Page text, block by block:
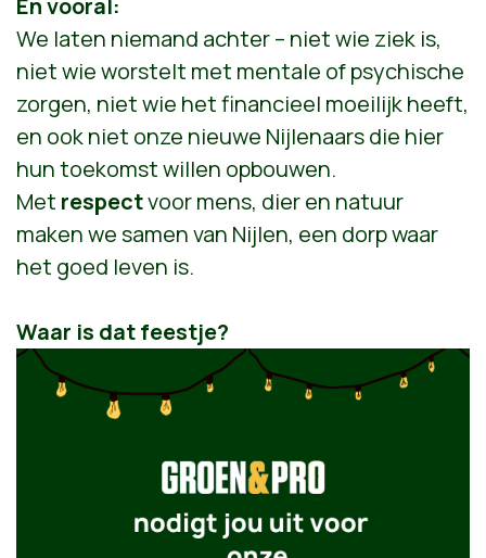
En vooral:
We laten niemand achter – niet wie ziek is,
niet wie worstelt met mentale of psychische
zorgen, niet wie het financieel moeilijk heeft,
en ook niet onze nieuwe Nijlenaars die hier
hun toekomst willen opbouwen.
Met respectvoor mens, dier en natuur
maken we samen van Nijlen, een dorp waar
het goed leven is.
Waar is dat feestje?